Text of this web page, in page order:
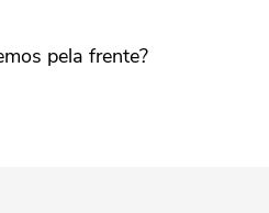
pela frente?